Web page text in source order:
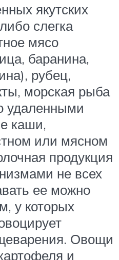
якутских
слегка
мясо
баранина,
рубец,
морская рыба
удаленными
каши,
или мясном
продукция
не всех
ее можно
у которых
Овощи
и